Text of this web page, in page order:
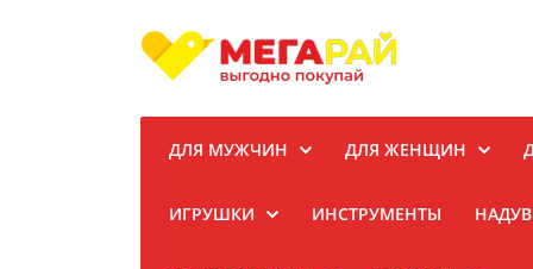
ДЛЯ МУЖЧИН ДЛЯ ЖЕНЩИН
ИГРУШКИ ИНСТРУМЕНТЫ